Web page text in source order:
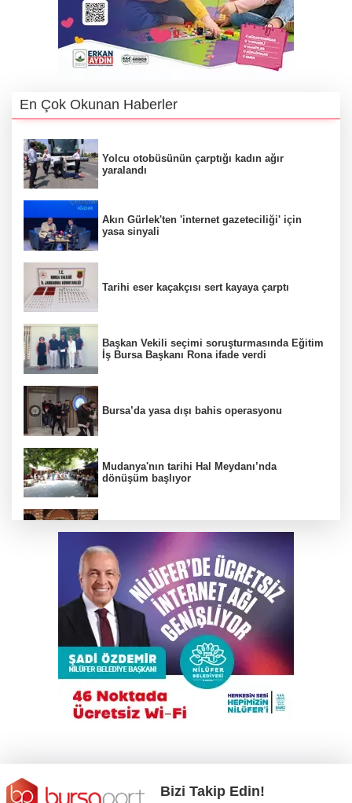
En Çok Okunan Haberler
Yolcu otobüsünün çarptığı kadın ağır
yaralandı
Akın Gürlek'ten 'internet gazeteciliği' için
yasa sinyali
Tarihi eser kaçakçısı sert kayaya çarptı
Başkan Vekili seçimi soruşturmasında Eğitim
İş Bursa Başkanı Rona ifade verdi
Bursa’da yasa dışı bahis operasyonu
Mudanya'nın tarihi Hal Meydanı’nda
dönüşüm başlıyor
çalışmalarına Kapalıçarşı'dan başladı
Gökyüzü tutkunları meteor yağmuru için
Karacabey'de buluşacak
Çalıntı araçla 10 kilometre kaçtı, 380 bin TL
ceza yedi
Bursa'da tarlalık alanı ateşe veren şüpheli
yakalandı
Bizi Takip Edin!